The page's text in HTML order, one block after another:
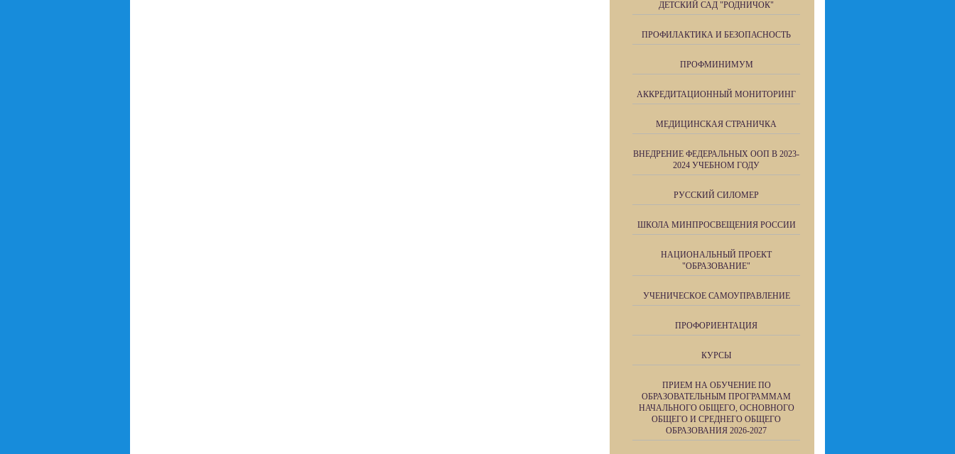
ДЕТСКИЙ САД "РОДНИЧОК"
ПРОФИЛАКТИКА И БЕЗОПАСНОСТЬ
ПРОФМИНИМУМ
АККРЕДИТАЦИОННЫЙ МОНИТОРИНГ
МЕДИЦИНСКАЯ СТРАНИЧКА
ВНЕДРЕНИЕ ФЕДЕРАЛЬНЫХ ООП В 2023-
2024 УЧЕБНОМ ГОДУ
РУССКИЙ СИЛОМЕР
ШКОЛА МИНПРОСВЕЩЕНИЯ РОССИИ
НАЦИОНАЛЬНЫЙ ПРОЕКТ
"ОБРАЗОВАНИЕ"
УЧЕНИЧЕСКОЕ САМОУПРАВЛЕНИЕ
ПРОФОРИЕНТАЦИЯ
КУРСЫ
ПРИЕМ НА ОБУЧЕНИЕ ПО
ОБРАЗОВАТЕЛЬНЫМ ПРОГРАММАМ
НАЧАЛЬНОГО ОБЩЕГО, ОСНОВНОГО
ОБЩЕГО И СРЕДНЕГО ОБЩЕГО
ОБРАЗОВАНИЯ 2026-2027